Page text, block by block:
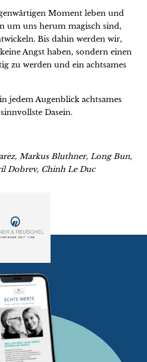
Moment leben und
um uns herum magisch sind,
Bis dahin werden wir,
Angst haben, sondern einen
zu werden und ein achtsames
jedem Augenblick achtsames
Dasein.
Markus Bluthner, Long Bun,
Dobrev, Chinh Le Duc